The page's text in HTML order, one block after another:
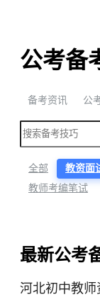
公考备
备考资讯 公
全部 教资面
教师考编笔试
最新公考
河北初中教